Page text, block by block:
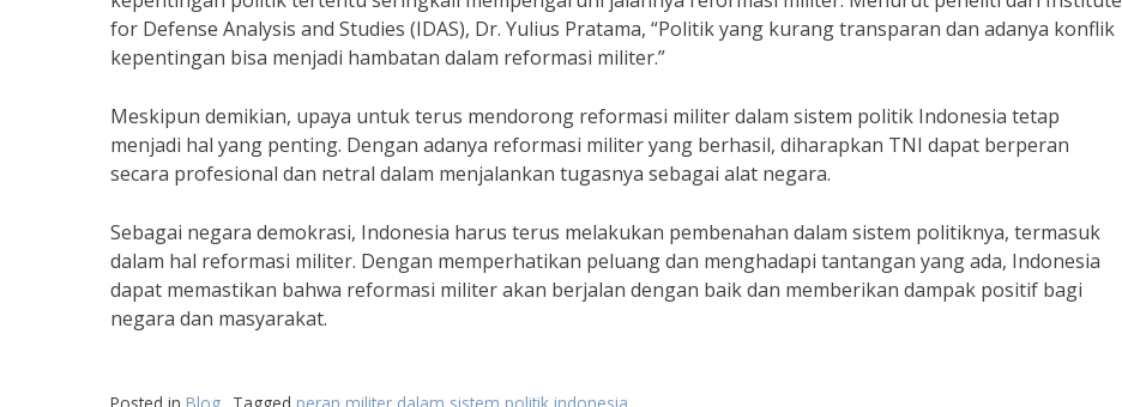
for Defense Analysis and Studies (IDAS), Dr. Yulius Pratama, “Politik yang kurang transparan dan adanya konflik
kepentingan bisa menjadi hambatan dalam reformasi militer.”
Meskipun demikian, upaya untuk terus mendorong reformasi militer dalam sistem politik Indonesia tetap
menjadi hal yang penting. Dengan adanya reformasi militer yang berhasil, diharapkan TNI dapat berperan
secara profesional dan netral dalam menjalankan tugasnya sebagai alat negara.
Sebagai negara demokrasi, Indonesia harus terus melakukan pembenahan dalam sistem politiknya, termasuk
dalam hal reformasi militer. Dengan memperhatikan peluang dan menghadapi tantangan yang ada, Indonesia
dapat memastikan bahwa reformasi militer akan berjalan dengan baik dan memberikan dampak positif bagi
negara dan masyarakat.